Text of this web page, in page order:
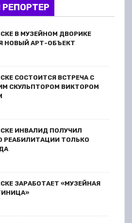
В МУЗЕЙНОМ ДВОРИКЕ
НОВЫЙ АРТ-ОБЪЕКТ
СОСТОИТСЯ ВСТРЕЧА С
СКУЛЬПТОРОМ ВИКТОРОМ
ИНВАЛИД ПОЛУЧИЛ
РЕАБИЛИТАЦИИ ТОЛЬКО
ЗАРАБОТАЕТ «МУЗЕЙНАЯ